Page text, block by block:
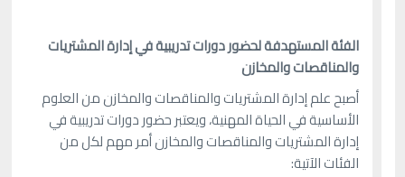
الفئة المستهدفة لحضور دورات تدريبية في إدارة المشتريات
والمناقصات والمخازن
أصبح علم إدارة المشتريات والمناقصات والمخازن من العلوم
الأساسية في الحياة المهنية، ويعتبر حضور دورات تدريبية في
إدارة المشتريات والمناقصات والمخازن أمر مهم لكل من
الفئات الآتية: